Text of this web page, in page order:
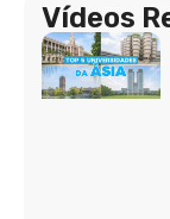
Vídeos